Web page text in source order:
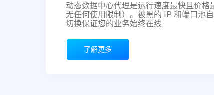
动态数据中心代理是运行速度最快且价格
无任何使用限制）。被黑的 IP 和端口池
切换保证您的业务始终在线
了解更多